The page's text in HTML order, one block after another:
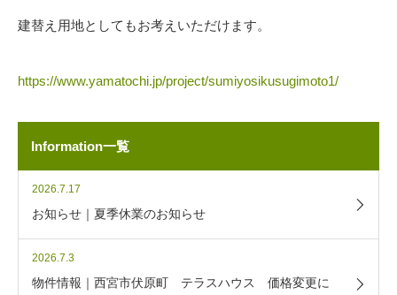
建替え用地としてもお考えいただけます。
https://www.yamatochi.jp/project/sumiyosikusugimoto1/
Information一覧
2026.7.17
お知らせ｜夏季休業のお知らせ
2026.7.3
物件情報｜西宮市伏原町 テラスハウス 価格変更に